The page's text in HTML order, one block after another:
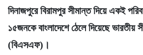
দিনাজপুরে বিরামপুর সীমান্ত দিয়ে একই
১৫জনকে বাংলাদেশে ঠেলে দিয়েছে ভারতীয়
(বিএসএফ)।